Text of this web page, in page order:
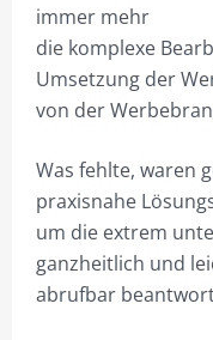
immer mehr
die komplexe
Umsetzung der
von der
Was fehlte, waren
praxisnahe
um die extrem
ganzheitlich und
abrufbar